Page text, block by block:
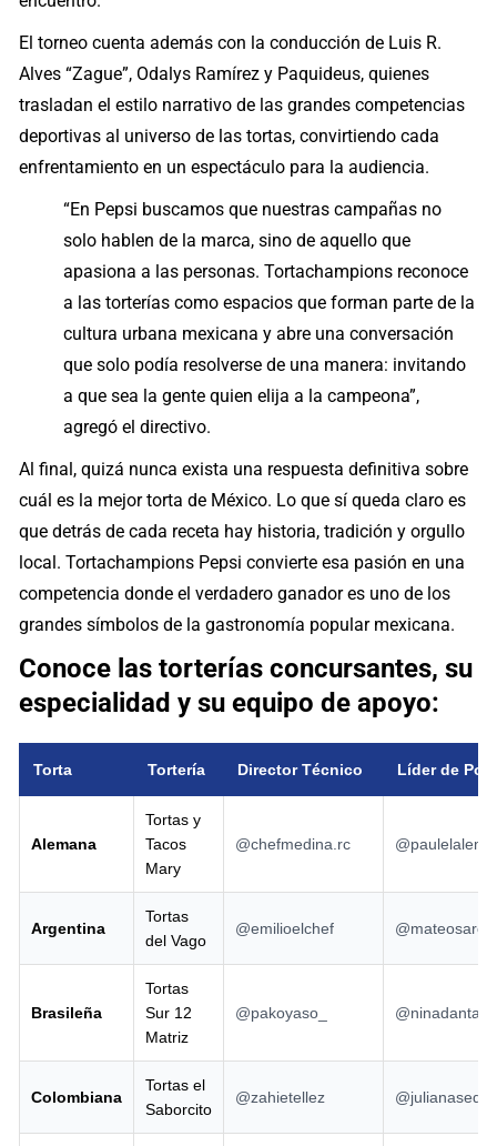
El torneo cuenta además con la conducción de Luis R.
Alves “Zague”, Odalys Ramírez y Paquideus, quienes
trasladan el estilo narrativo de las grandes competencias
deportivas al universo de las tortas, convirtiendo cada
enfrentamiento en un espectáculo para la audiencia.
“En Pepsi buscamos que nuestras campañas no
solo hablen de la marca, sino de aquello que
apasiona a las personas. Tortachampions reconoce
a las torterías como espacios que forman parte de la
cultura urbana mexicana y abre una conversación
que solo podía resolverse de una manera: invitando
a que sea la gente quien elija a la campeona”,
agregó el directivo.
Al final, quizá nunca exista una respuesta definitiva sobre
cuál es la mejor torta de México. Lo que sí queda claro es
que detrás de cada receta hay historia, tradición y orgullo
local. Tortachampions Pepsi convierte esa pasión en una
competencia donde el verdadero ganador es uno de los
grandes símbolos de la gastronomía popular mexicana.
Conoce las torterías concursantes, su
especialidad y su equipo de apoyo:
Torta Tortería Director Técnico Líder de
Alemana
Tortas y
Tacos
Mary
@chefmedina.rc
Argentina
Tortas
del Vago
@emilioelchef @mateosarc_
Brasileña
Tortas
Sur 12
Matriz
@pakoyaso_ @ninadantas
Colombiana
Tortas el
Saborcito
@zahietellez